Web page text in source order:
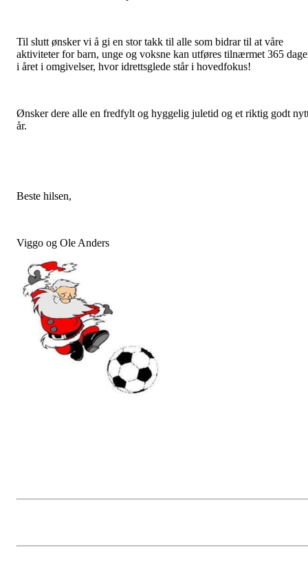
Til slutt ønsker vi å gi en stor takk til alle som bidrar til at våre
aktiviteter for barn, unge og voksne kan utføres tilnærmet 365
i året i omgivelser, hvor idrettsglede står i hovedfokus!
Ønsker dere alle en fredfylt og hyggelig juletid og et riktig godt
år.
Beste hilsen,
Viggo og Ole Anders